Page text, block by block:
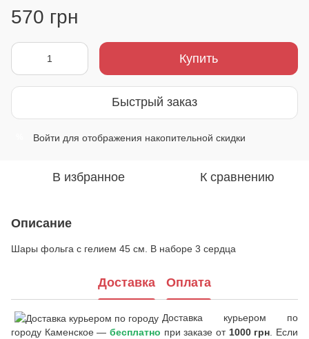
570 грн
Купить
Быстрый заказ
Войти для отображения накопительной скидки
В избранное К сравнению
Описание
Шары фольга с гелием 45 см. В наборе 3 сердца
Доставка Оплата
Доставка курьером по
городу Каменское — бесплатно при заказе от 1000 грн . Если